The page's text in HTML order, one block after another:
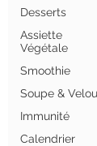
Desserts
Assiette
Végétale
Smoothie
Soupe &
Immunité
Calendrier